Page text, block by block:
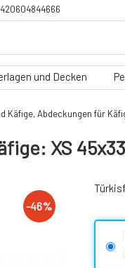
und Decken
Käfige, Abdeckungen für
XS
-46%